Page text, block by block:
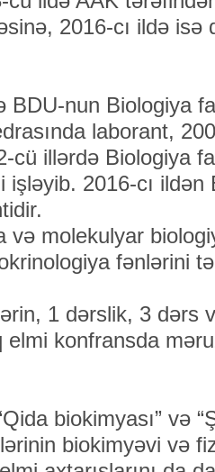
2016-cı ildə isə
BDU-nun Biologiya
laborant,
cü illərdə Biologiya
işləyib. 2016-cı
və molekulyar
fənlərini
1 dərslik, 3 dərs
elmi konfransda
biokimyası” və
biokimyəvi və